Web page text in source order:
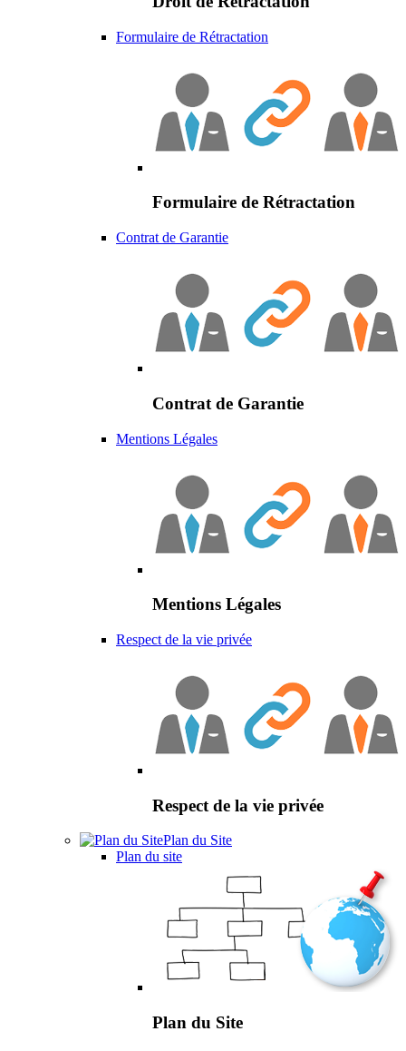
Formulaire de Rétractation
Formulaire de Rétractation
Contrat de Garantie
Contrat de Garantie
Mentions Légales
Mentions Légales
Respect de la vie privée
Respect de la vie privée
Plan du Site
Plan du site
Plan du Site